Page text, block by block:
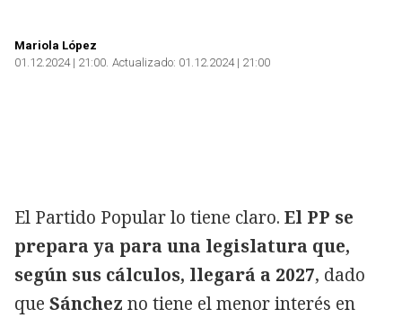
Mariola López
01.12.2024 | 21:00 Actualizado: 01.12.2024 | 21:00
El Partido Popular lo tiene claro. El PP se
prepara ya para una legislatura que,
según sus cálculos, llegará a 2027, dado
que Sánchez no tiene el menor interés en